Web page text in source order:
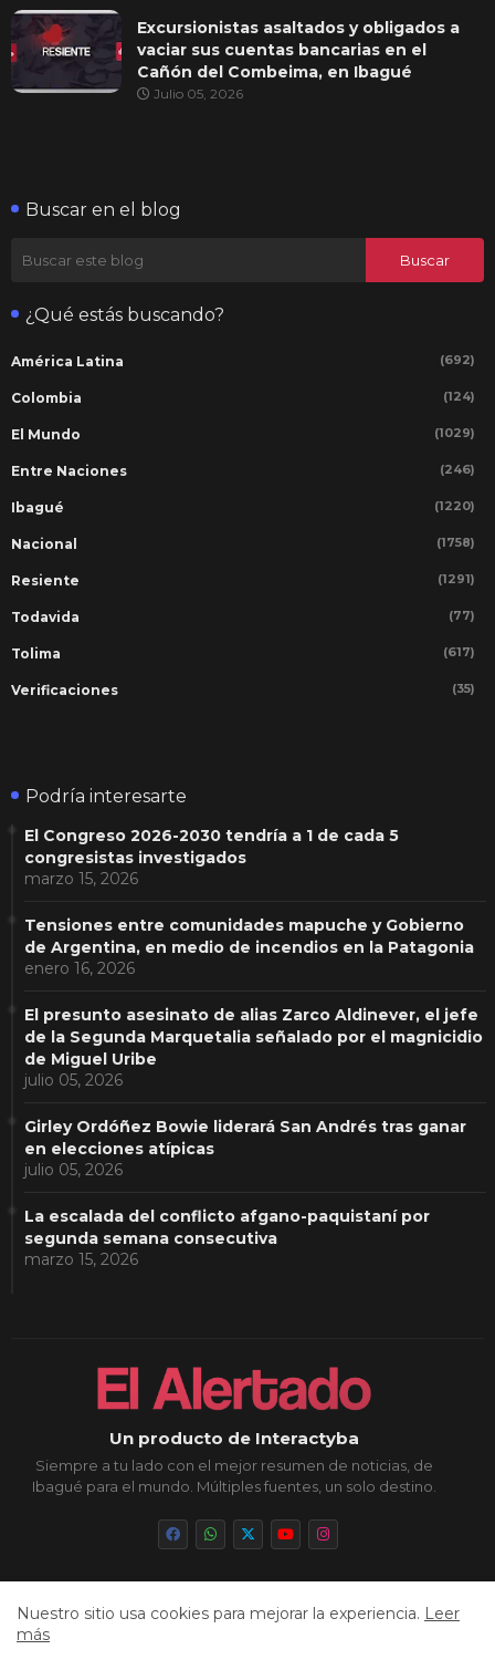
Excursionistas asaltados y obligados a
vaciar sus cuentas bancarias en el
Cañón del Combeima, en Ibagué
Julio 05, 2026
Buscar en el blog
¿Qué estás buscando?
América Latina (692)
Colombia (124)
El Mundo (1029)
Entre Naciones (246)
Ibagué (1220)
Nacional (1758)
Resiente (1291)
Todavida (77)
Tolima (617)
Verificaciones (35)
Podría interesarte
El Congreso 2026-2030 tendría a 1 de cada 5
congresistas investigados
marzo 15, 2026
Tensiones entre comunidades mapuche y Gobierno
de Argentina, en medio de incendios en la Patagonia
enero 16, 2026
El presunto asesinato de alias Zarco Aldinever, el jefe
de la Segunda Marquetalia señalado por el magnicidio
de Miguel Uribe
julio 05, 2026
Girley Ordóñez Bowie liderará San Andrés tras ganar
en elecciones atípicas
julio 05, 2026
La escalada del conflicto afgano-paquistaní por
segunda semana consecutiva
marzo 15, 2026
Un producto de Interactyba
Siempre a tu lado con el mejor resumen de noticias, de
Ibagué para el mundo. Múltiples fuentes, un solo destino.
Inicio Sobre Nosotros
Política de Privacidad
Nuestro sitio usa cookies para mejorar la experiencia. Leer
más